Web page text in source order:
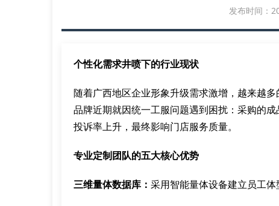
发布时间：
个性化需求井喷下的行业现状
随着广西地区企业形象升级需求激增，越来越
品牌近期就因统一工服问题遇到困扰：采购的
投诉率上升，最终影响门店服务质量。
专业定制团队的五大核心优势
三维量体数据库： 采用智能量体设备建立员工